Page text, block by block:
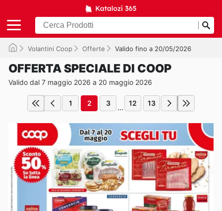
Volantini Coop Offerte Valido fino a 20/05/2026
OFFERTA SPECIALE DI COOP
Valido dal 7 maggio 2026 a 20 maggio 2026
1 2 3 ... 12 13